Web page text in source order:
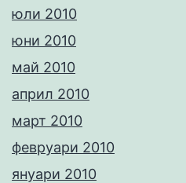
юли 2010
юни 2010
май 2010
април 2010
март 2010
февруари 2010
януари 2010